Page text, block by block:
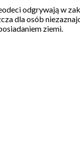
odgrywają w
dla osób
ziemi.